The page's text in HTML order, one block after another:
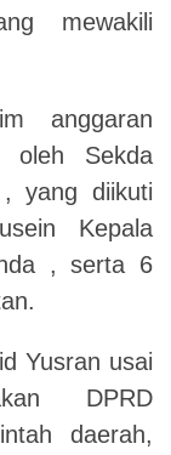
mewakili
anggaran
oleh Sekda
yang diikuti
Kepala
, serta 6
Yusran usai
DPRD
daerah,